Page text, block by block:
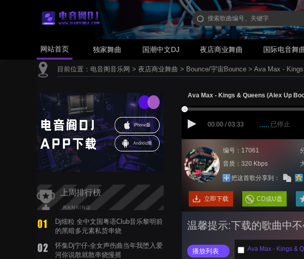
网站首页 独家舞曲 国潮中文DJ 夜店商业舞曲 国际电音舞
目前位置： 电音阁音乐网 > 夜店商业舞曲 > Bounce/宇宙Bounce > Ava Max -
上周排行榜
Dj细粒 全中文国粤语Club音乐黎明前
的黑暗多元素私货串烧
怀集Dj宁仔-全女声伤曲当年我堕入爱
河你说散就散串烧慢摇
Ava Max - Kings & Queens (Alex Up
00:00 / 03:33 已停止
编号：17061
音质：320 Kbps
把这首歌分享到：
立即下载 CD或U盘
温馨提示:下载的歌曲中
播放列表 Ava Max - Kings &